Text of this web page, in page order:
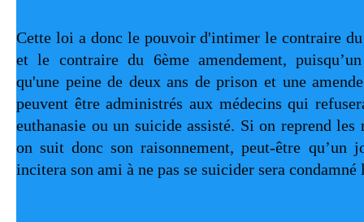
Cette loi a donc le pouvoir d'intimer le contraire
et le contraire du 6ème amendement,
qu'une peine de deux ans de prison et une
peuvent être administrés aux médecins qui
euthanasie ou un suicide assisté. Si on reprend
on suit donc son raisonnement, peut-être qu’un
incitera son ami à ne pas se suicider sera condamné